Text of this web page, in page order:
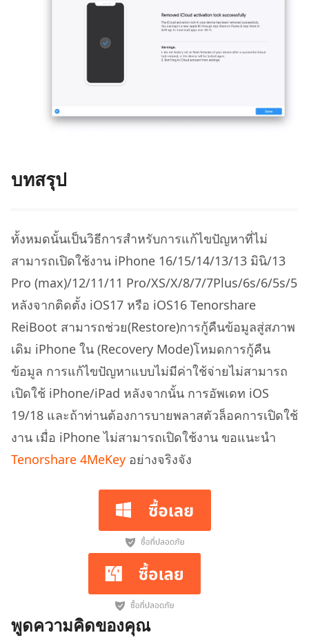
บทสรุป
ทั้งหมดนั้นเป็นวิธีการสำหรับการแก้ไขปัญหาที่ไม่
สามารถเปิดใช้งาน iPhone 16/15/14/13/13 มินิ/13
Pro (max)/12/11/11 Pro/XS/X/8/7/7Plus/6s/6/5s/5
หลังจากติดตั้ง iOS17 หรือ iOS16 Tenorshare
ReiBoot สามารถช่วย(Restore)การกู้คืนข้อมูลสู่สภาพ
เดิม iPhone ใน (Recovery Mode)โหมดการกู้คืน
ข้อมูล การแก้ไขปัญหาแบบไม่มีค่าใช้จ่ายไม่สามารถ
เปิดใช้ iPhone/iPad หลังจากนั้น การอัพเดท iOS
19/18 และถ้าท่านต้องการบายพลาสตัวล็อคการเปิดใช้
งาน เมื่อ iPhone ไม่สามารถเปิดใช้งาน ขอแนะนำ
Tenorshare 4MeKey อย่างจริงจัง
พูดความคิดของคุณ